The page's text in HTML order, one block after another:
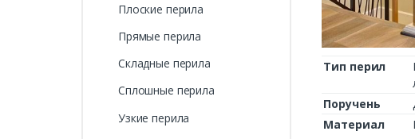
Тип перил
Поручень
Материал
Плоские перила
Прямые перила
Складные перила
Сплошные перила
Узкие перила